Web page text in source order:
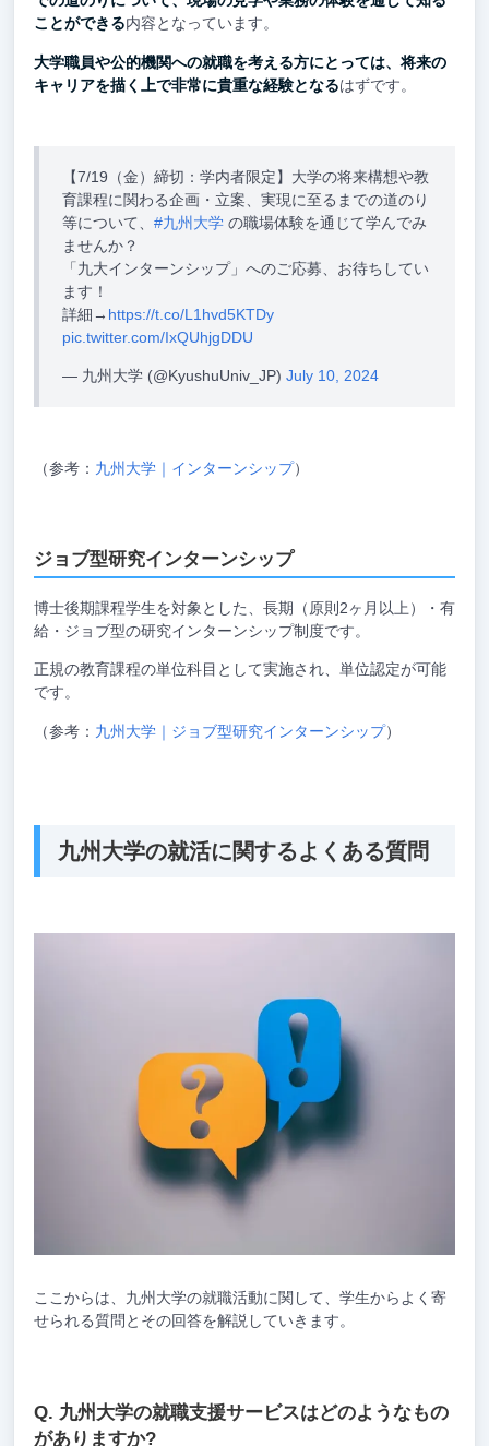
ことができる内容となっています。
大学職員や公的機関への就職を考える方にとっては、将来の
キャリアを描く上で非常に貴重な経験となるはずです。
【7/19（金）締切：学内者限定】大学の将来構想や教
育課程に関わる企画・立案、実現に至るまでの道のり
等について、#九州大学 の職場体験を通じて学んでみ
ませんか？
「九大インターンシップ」へのご応募、お待ちしてい
ます！
詳細→ https://t.co/L1hvd5KTDy
pic.twitter.com/IxQUhjgDDU
— 九州大学 (@KyushuUniv_JP)July 10, 2024
（参考： 九州大学｜インターンシップ）
ジョブ型研究インターンシップ
博士後期課程学生を対象とした、長期（原則2ヶ月以上）・有
給・ジョブ型の研究インターンシップ制度です。
正規の教育課程の単位科目として実施され、単位認定が可能
です。
（参考： 九州大学｜ジョブ型研究インターンシップ）
九州大学の就活に関するよくある質問
ここからは、九州大学の就職活動に関して、学生からよく寄
せられる質問とその回答を解説していきます。
九州大学の就職支援サービスはどのようなもの
がありますか?